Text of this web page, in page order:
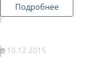
Подробнее
10.12.2015